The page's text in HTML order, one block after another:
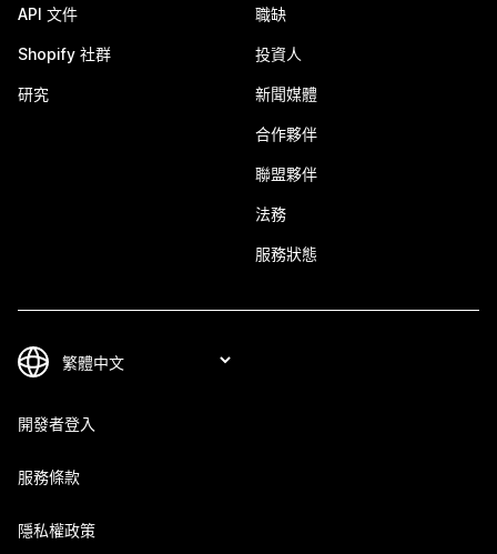
API 文件
Shopify 社群
研究
職缺
投資人
新聞媒體
合作夥伴
聯盟夥伴
法務
服務狀態
開發者登入
服務條款
隱私權政策